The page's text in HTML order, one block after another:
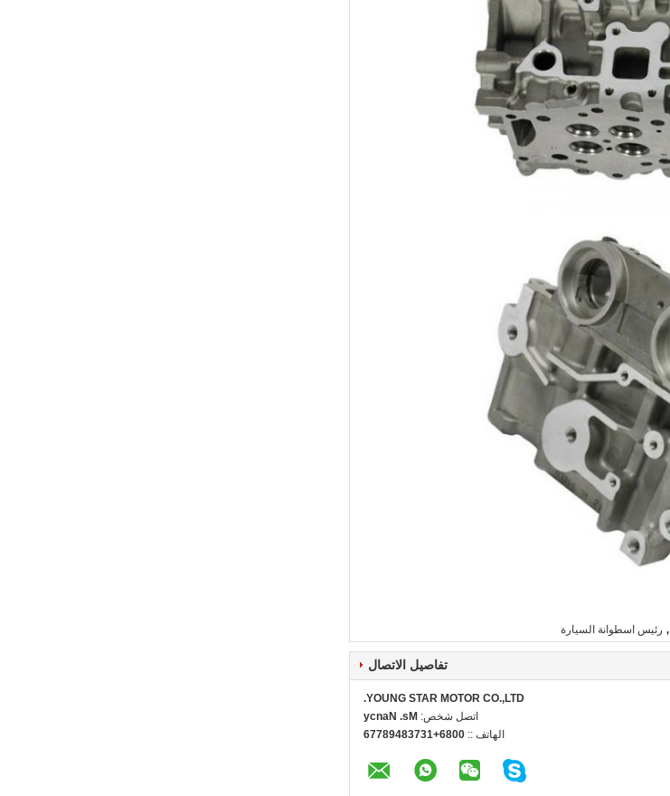
, رئيس اسطوانة السيارة
تفاصيل الاتصال
YOUNG STAR MOTOR CO.,LTD.
اتصل شخص: Ms. Nancy
الهاتف :: 0086+13738498776